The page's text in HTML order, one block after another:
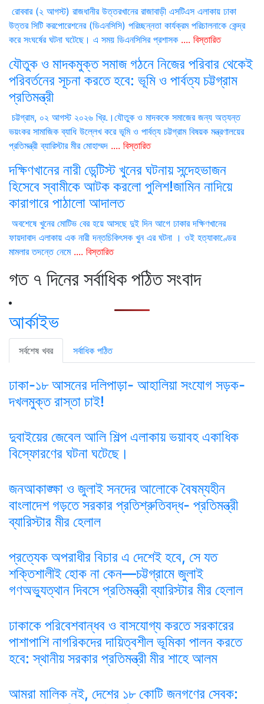
রোববার (২ আগস্ট) রাজধানীর উত্তরখানের রাজাবাড়ী এসটিএস এলাকায় ঢাকা
উত্তর সিটি করপোরেশনের (ডিএনসিসি) পরিচ্ছন্নতা কার্যক্রম পরিচালনাকে কেন্দ্র
করে সংঘর্ষের ঘটনা ঘটেছে। এ সময় ডিএনসিসির প্রশাসক .... বিস্তারিত
যৌতুক ও মাদকমুক্ত সমাজ গঠনে নিজের পরিবার থেকেই
পরিবর্তনের সূচনা করতে হবে: ভূমি ও পার্বত্য চট্টগ্রাম
প্রতিমন্ত্রী
চট্টগ্রাম, ০২ আগস্ট ২০২৬ খ্রি.।যৌতুক ও মাদককে সমাজের জন্য অত্যন্ত
ভয়ংকর সামাজিক ব্যাধি উল্লেখ করে ভূমি ও পার্বত্য চট্টগ্রাম বিষয়ক মন্ত্রণালয়ের
প্রতিমন্ত্রী ব্যারিস্টার মীর মোহাম্মদ .... বিস্তারিত
দক্ষিণখানের নারী ডেন্টিস্ট খুনের ঘটনায় সন্দেহভাজন
হিসেবে স্বামীকে আটক করলো পুলিশ!জামিন নাদিয়ে
কারাগারে পাঠালো আদালত
অবশেষে খুনের মোটিভ বের হয়ে আসছে দুই দিন আগে ঢাকার দক্ষিণখানের
ফায়দাবাদ এলাকায় এক নারী দন্তচিকিৎসক খুন এর ঘটনা । ওই হত্যাকাণ্ডের
মামলার তদন্তে নেমে.... বিস্তারিত
গত ৭ দিনের সর্বাধিক পঠিত সংবাদ
আর্কাইভ
সর্বশেষ খবর সর্বাধিক পঠিত
ঢাকা-১৮ আসনের দলিপাড়া- আহালিয়া সংযোগ সড়ক-
দখলমুক্ত রাস্তা চাই!
দুবাইয়ের জেবেল আলি শিল্প এলাকায় ভয়াবহ একাধিক
বিস্ফোরণের ঘটনা ঘটেছে।
জনআকাঙ্ক্ষা ও জুলাই সনদের আলোকে বৈষম্যহীন
বাংলাদেশ গড়তে সরকার প্রতিশ্রুতিবদ্ধ- প্রতিমন্ত্রী
ব্যারিস্টার মীর হেলাল
প্রত্যেক অপরাধীর বিচার এ দেশেই হবে, সে যত
শক্তিশালীই হোক না কেন—চট্টগ্রামে জুলাই
গণঅভ্যুত্থান দিবসে প্রতিমন্ত্রী ব্যারিস্টার মীর হেলাল
ঢাকাকে পরিবেশবান্ধব ও বাসযোগ্য করতে সরকারের
পাশাপাশি নাগরিকদের দায়িত্বশীল ভূমিকা পালন করতে
হবে: স্থানীয় সরকার প্রতিমন্ত্রী মীর শাহে আলম
আমরা মালিক নই, দেশের ১৮ কোটি জনগণের সেবক: